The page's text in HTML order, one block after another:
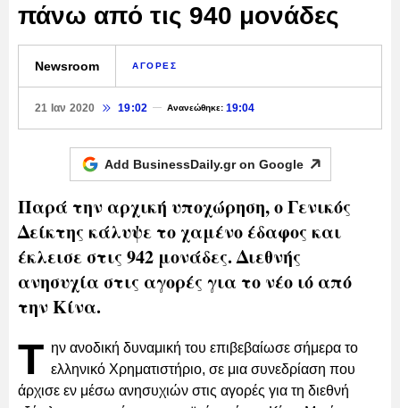
πάνω από τις 940 μονάδες
Newsroom ΑΓΟΡΕΣ
21 Ιαν 2020 19:02 Ανανεώθηκε: 19:04
Add BusinessDaily.gr on Google
Παρά την αρχική υποχώρηση, ο Γενικός
Δείκτης κάλυψε το χαμένο έδαφος και
έκλεισε στις 942 μονάδες. Διεθνής
ανησυχία στις αγορές για το νέο ιό από
την Κίνα.
Τ ην ανοδική δυναμική του επιβεβαίωσε σήμερα το
ελληνικό Χρηματιστήριο, σε μια συνεδρίαση που
άρχισε εν μέσω ανησυχιών στις αγορές για τη διεθνή